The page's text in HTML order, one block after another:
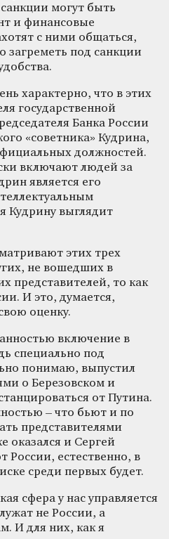
могут быть
и финансовые
с ними общаться,
загреметь под санкции
характерно, что в этих
государственной
Банка России
«советника» Кудрина,
должностей.
включают людей за
является его
Кудрину выглядит
этих трех
не вошедших в
представителей, то как
И это, думается,
оценку.
включение в
специально под
понимаю, выпустил
о Березовском и
от Путина.
– что бьют и по
представителями
оказался и Сергей
России, естественно, в
среди первых будет.
сфера у нас управляется
не России, а
И для них, как я